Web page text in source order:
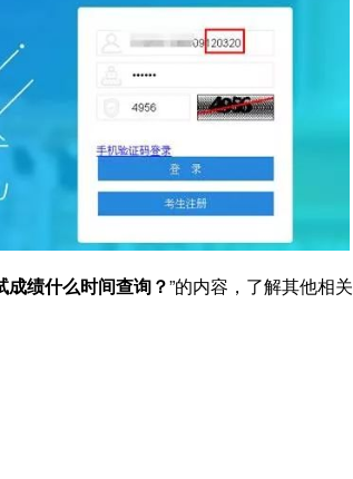
绩什么时间查询？”的内容，了解其他相关